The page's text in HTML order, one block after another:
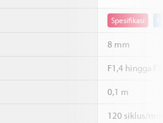
Spesifikasi
8 mm
F1,4 hingga
0,1 m
120 siklus/